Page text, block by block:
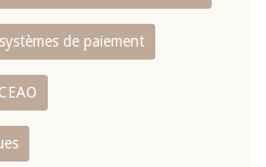
de paiement